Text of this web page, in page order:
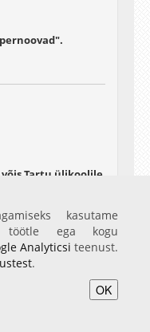
Tartu ülikoolile
kasutame
töötle ega kogu
Analyticsi teenust.
.
OK